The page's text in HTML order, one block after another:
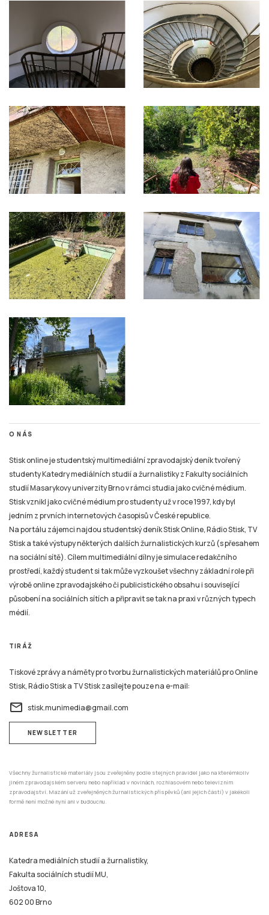
O NÁS
Stisk online je studentský multimediální zpravodajský deník tvořený
studenty Katedry mediálních studií a žurnalistiky z Fakulty sociálních
studií Masarykovy univerzity Brno v rámci studia jako cvičné médium.
Stisk vznikl jako cvičné médium pro studenty už v roce 1997, kdy byl
jedním z prvních internetových časopisů v České republice.
Na portálu zájemci najdou studentský deník Stisk Online, Rádio Stisk, TV
Stisk a také výstupy některých dalších žurnalistických kurzů (s přesahem
na sociální sítě). Cílem multimediální dílny je simulace redakčního
prostředí, každý student si tak může vyzkoušet všechny základní role při
výrobě online zpravodajského či publicistického obsahu i související
působení na sociálních sítích a připravit se tak na praxi v různých typech
médií.
TIRÁŽ
Tiskové zprávy a náměty pro tvorbu žurnalistických materiálů pro Online
Stisk, Rádio Stisk a TV Stisk zasílejte pouze na e-mail:
email stisk.munimedia@gmail.com
NEWSLETTER
Všechny žurnalistické materiály jsou zveřejněny podle stejných pravidel jako na kterémkoliv
jiném zpravodajském serveru nebo například v novinách, rozhlasovém nebo televizním
zpravodajství. Mazání už zveřejněných žurnalistických příspěvků (ani jejich částí) v jakékoli
formě není možné nyní ani v budoucnu.
ADRESA
Katedra mediálních studií a žurnalistiky,
Fakulta sociálních studií MU,
Joštova 10,
602 00 Brno